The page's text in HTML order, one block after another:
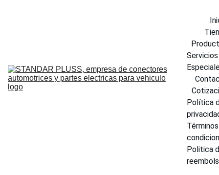
Servicios
Política
Politica